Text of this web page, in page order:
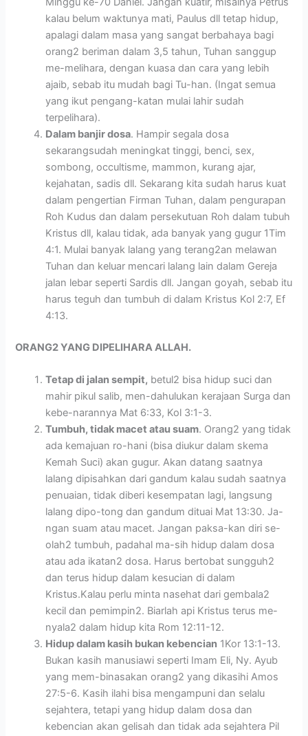
kalau belum waktunya mati, Paulus dll tetap hidup,
apalagi dalam masa yang sangat berbahaya bagi
orang2 beriman dalam 3,5 tahun, Tuhan sanggup
me-melihara, dengan kuasa dan cara yang lebih
ajaib, sebab itu mudah bagi Tu-han. (Ingat semua
yang ikut pengang-katan mulai lahir sudah
terpelihara).
Dalam banjir dosa. Hampir segala dosa
sekarangsudah meningkat tinggi, benci, sex,
sombong, occultisme, mammon, kurang ajar,
kejahatan, sadis dll. Sekarang kita sudah harus kuat
dalam pengertian Firman Tuhan, dalam pengurapan
Roh Kudus dan dalam persekutuan Roh dalam tubuh
Kristus dll, kalau tidak, ada banyak yang gugur 1Tim
4:1. Mulai banyak lalang yang terang2an melawan
Tuhan dan keluar mencari lalang lain dalam Gereja
jalan lebar seperti Sardis dll. Jangan goyah, sebab itu
harus teguh dan tumbuh di dalam Kristus Kol 2:7, Ef
4:13.
ORANG2 YANG DIPELIHARA ALLAH.
Tetap di jalan sempit, betul2 bisa hidup suci dan
mahir pikul salib, men-dahulukan kerajaan Surga dan
kebe-narannya Mat 6:33, Kol 3:1-3.
Tumbuh, tidak macet atau suam. Orang2 yang tidak
ada kemajuan ro-hani (bisa diukur dalam skema
Kemah Suci) akan gugur. Akan datang saatnya
lalang dipisahkan dari gandum kalau sudah saatnya
penuaian, tidak diberi kesempatan lagi, langsung
lalang dipo-tong dan gandum dituai Mat 13:30. Ja-
ngan suam atau macet. Jangan paksa-kan diri se-
olah2 tumbuh, padahal ma-sih hidup dalam dosa
atau ada ikatan2 dosa. Harus bertobat sungguh2
dan terus hidup dalam kesucian di dalam
Kristus.Kalau perlu minta nasehat dari gembala2
kecil dan pemimpin2. Biarlah api Kristus terus me-
nyala2 dalam hidup kita Rom 12:11-12.
Hidup dalam kasih bukan kebencian 1Kor 13:1-13.
Bukan kasih manusiawi seperti Imam Eli, Ny. Ayub
yang mem-binasakan orang2 yang dikasihi Amos
27:5-6. Kasih ilahi bisa mengampuni dan selalu
sejahtera, tetapi yang hidup dalam dosa dan
kebencian akan gelisah dan tidak ada sejahtera Pil